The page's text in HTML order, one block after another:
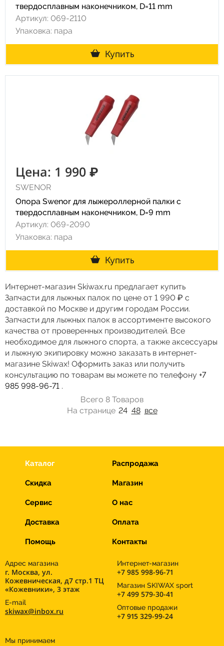
твердосплавным наконечником, D=11 mm
Артикул: 069-2110
Упаковка: пара
Купить
Цена: 1 990 ₽
SWENOR
Опора Swenor для лыжероллерной палки с
твердосплавным наконечником, D=9 mm
Артикул: 069-2090
Упаковка: пара
Купить
Интернет-магазин Skiwax.ru предлагает купить
Запчасти для лыжных палок по цене от 1 990 ₽ с
доставкой по Москве и другим городам России.
Запчасти для лыжных палок в ассортименте высокого
качества от проверенных производителей. Все
необходимое для лыжного спорта, а также аксессуары
и лыжную экипировку можно заказать в интернет-
магазине Skiwax! Оформить заказ или получить
консультацию по товарам вы можете по телефону +7
985 998-96-71 .
Всего 8 Товаров
На странице 24 48 все
Каталог Распродажа
Скидка Магазин
Сервис О нас
Доставка Оплата
Помощь Контакты
Адрес магазина
г. Москва, ул.
Кожевническая, д7 стр.1 ТЦ
«Кожевники», 3 этаж
E-mail
skiwax@inbox.ru
Интернет-магазин
+7 985 998-96-71
Магазин SKIWAX sport
+7 499 579-30-41
Оптовые продажи
+7 915 329-99-24
Мы принимаем